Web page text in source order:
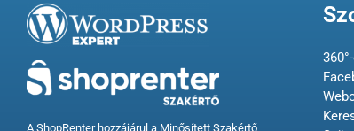
A ShopRenter hozzájárul a Minősített Szakértő